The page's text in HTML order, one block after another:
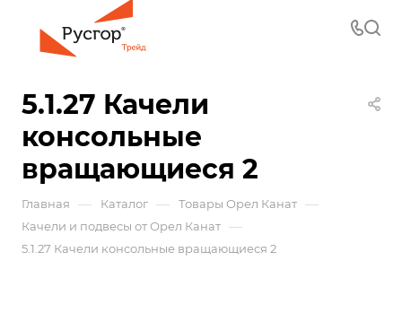
5.1.27 Качели
консольные
вращающиеся 2
Главная — Каталог — Товары Орел Канат —
Качели и подвесы от Орел Канат —
5.1.27 Качели консольные вращающиеся 2